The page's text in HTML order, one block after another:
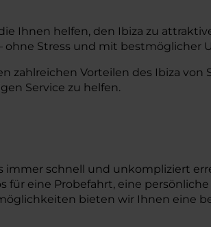
Ihnen helfen, den Ibiza zu
ohne Stress und mit bestmöglicher
Vorteilen des Ibiza von
Service zu helfen.
immer schnell und unkompliziert
für eine Probefahrt, eine
bieten wir Ihnen eine